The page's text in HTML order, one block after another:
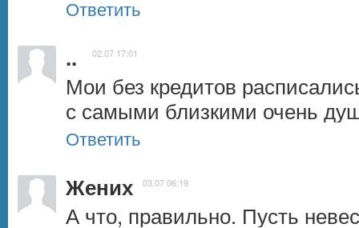
Ответить
.. 02.07 17:01
Мои без кредитов
с самыми близкими очень
Ответить
Жених 03.07 06:19
А что, правильно. Пусть